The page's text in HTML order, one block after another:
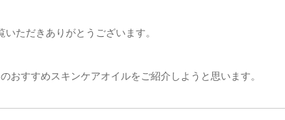
ただきありがとうございます。
おすすめスキンケアオイルをご紹介しようと思います。